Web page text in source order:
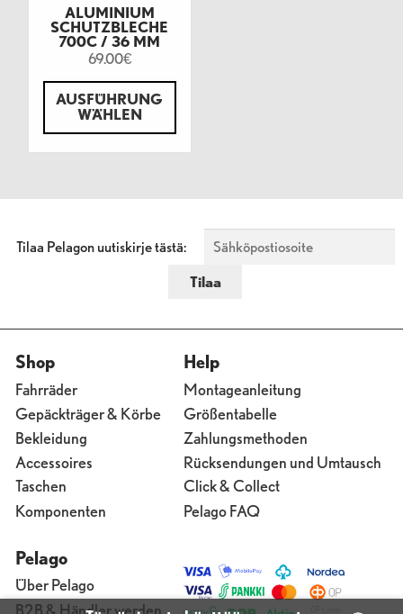
ALUMINIUM
SCHUTZBLECHE
700C / 36 MM
69.00€
AUSFÜHRUNG
WÄHLEN
Tilaa Pelagon uutiskirje tästä:
Shop
Fahrräder
Gepäckträger & Körbe
Bekleidung
Accessoires
Taschen
Komponenten
Help
Montageanleitung
Größentabelle
Zahlungsmethoden
Rücksendungen und Umtausch
Click & Collect
Pelago FAQ
Pelago
Über Pelago
B2B & Händler werden